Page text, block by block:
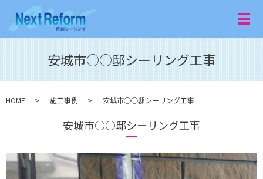
メ
安城市○○邸シーリング工事
HOME 施工事例 安城市○○邸シーリング工事
安城市○○邸シーリング工事